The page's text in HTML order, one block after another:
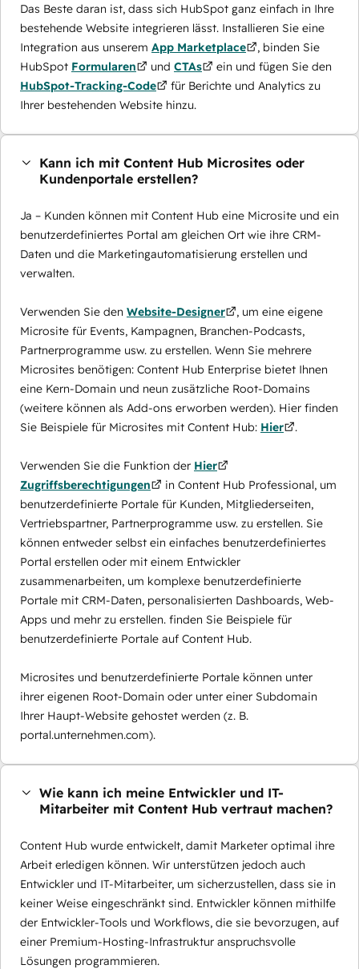
Das Beste daran ist, dass sich HubSpot ganz einfach in Ihre
bestehende Website integrieren lässt. Installieren Sie eine
Integration aus unserem App Marketplace
, binden Sie
HubSpot Formularen und CTAs
ein und fügen Sie den
HubSpot-Tracking-Code
für Berichte und Analytics zu
Ihrer bestehenden Website hinzu.
Kann ich mit Content Hub Microsites oder
Kundenportale erstellen?
Ja – Kunden können mit Content Hub eine Microsite und ein
benutzerdefiniertes Portal am gleichen Ort wie ihre CRM-
Daten und die Marketingautomatisierung erstellen und
verwalten.
Verwenden Sie den Website-Designer
, um eine eigene
Microsite für Events, Kampagnen, Branchen-Podcasts,
Partnerprogramme usw. zu erstellen. Wenn Sie mehrere
Microsites benötigen: Content Hub Enterprise bietet Ihnen
eine Kern-Domain und neun zusätzliche Root-Domains
(weitere können als Add-ons erworben werden). Hier finden
Sie Beispiele für Microsites mit Content Hub: Hier .
Verwenden Sie die Funktion der Hier
Zugriffsberechtigungen
in Content Hub Professional, um
benutzerdefinierte Portale für Kunden, Mitgliederseiten,
Vertriebspartner, Partnerprogramme usw. zu erstellen. Sie
können entweder selbst ein einfaches benutzerdefiniertes
Portal erstellen oder mit einem Entwickler
zusammenarbeiten, um komplexe benutzerdefinierte
Portale mit CRM-Daten, personalisierten Dashboards, Web-
Apps und mehr zu erstellen. finden Sie Beispiele für
benutzerdefinierte Portale auf Content Hub.
Microsites und benutzerdefinierte Portale können unter
ihrer eigenen Root-Domain oder unter einer Subdomain
Ihrer Haupt-Website gehostet werden (z. B.
portal.unternehmen.com).
Wie kann ich meine Entwickler und IT-
Mitarbeiter mit Content Hub vertraut machen?
Content Hub wurde entwickelt, damit Marketer optimal ihre
Arbeit erledigen können. Wir unterstützen jedoch auch
Entwickler und IT-Mitarbeiter, um sicherzustellen, dass sie in
keiner Weise eingeschränkt sind. Entwickler können mithilfe
der Entwickler-Tools und Workflows, die sie bevorzugen, auf
einer Premium-Hosting-Infrastruktur anspruchsvolle
Lösungen programmieren.